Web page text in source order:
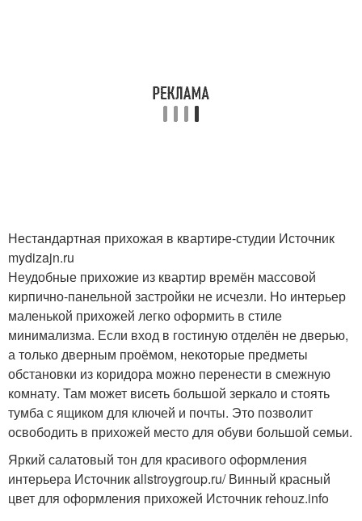
Нестандартная прихожая в квартире-студии Источник
mydizajn.ru
Неудобные прихожие из квартир времён массовой
кирпично-панельной застройки не исчезли. Но интерьер
маленькой прихожей легко оформить в стиле
минимализма. Если вход в гостиную отделён не дверью,
а только дверным проёмом, некоторые предметы
обстановки из коридора можно перенести в смежную
комнату. Там может висеть большой зеркало и стоять
тумба с ящиком для ключей и почты. Это позволит
освободить в прихожей место для обуви большой семьи.
Яркий салатовый тон для красивого оформления
интерьера Источник allstroygroup.ru/Винный красный
цвет для оформления прихожей Источник rehouz.info